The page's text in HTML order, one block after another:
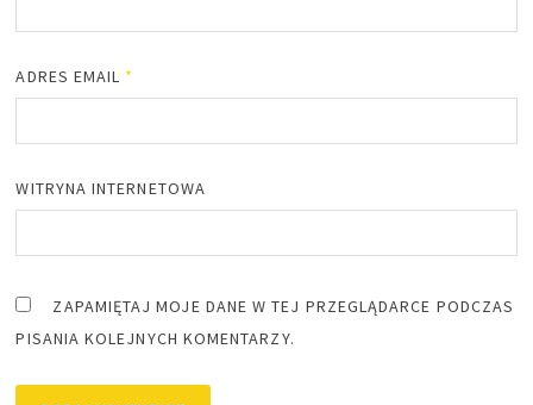
ADRES EMAIL *
WITRYNA INTERNETOWA
ZAPAMIĘTAJ MOJE DANE W TEJ PRZEGLĄDARCE PODCZAS
PISANIA KOLEJNYCH KOMENTARZY.